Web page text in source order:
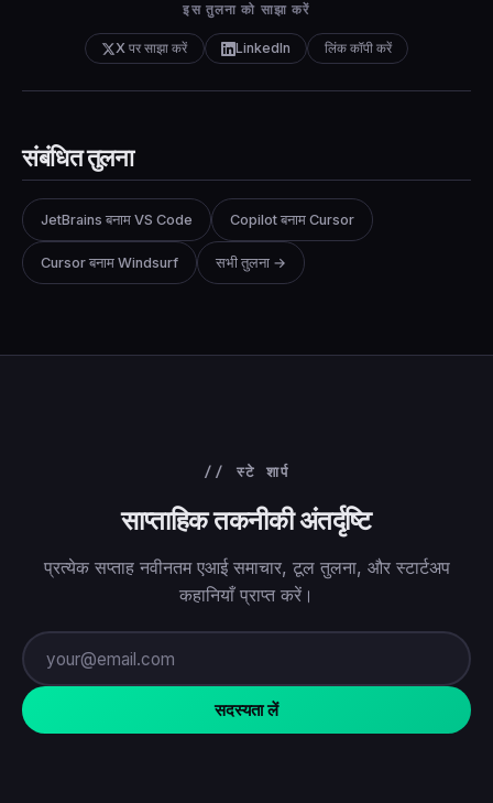
इस तुलना को साझा करें
X पर साझा करें LinkedIn लिंक कॉपी करें
संबंधित तुलना
JetBrains बनाम VS Code Copilot बनाम Cursor
Cursor बनाम Windsurf सभी तुलना →
// स्टे शार्प
साप्ताहिक तकनीकी अंतर्दृष्टि
प्रत्येक सप्ताह नवीनतम एआई समाचार, टूल तुलना, और स्टार्टअप
कहानियाँ प्राप्त करें।
सदस्यता लें